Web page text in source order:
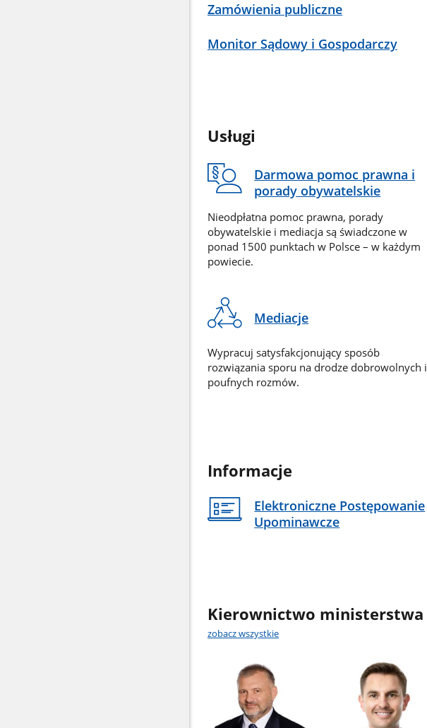
Zamówienia publiczne
Monitor Sądowy i Gospodarczy
Usługi
Darmowa pomoc prawna i
porady obywatelskie
Nieodpłatna pomoc prawna, porady
obywatelskie i mediacja są świadczone w
ponad 1500 punktach w Polsce – w każdym
powiecie.
Mediacje
Wypracuj satysfakcjonujący sposób
rozwiązania sporu na drodze dobrowolnych i
poufnych rozmów.
Informacje
Elektroniczne Postępowanie
Upominawcze
Kierownictwo ministerstwa
zobacz wszystkie